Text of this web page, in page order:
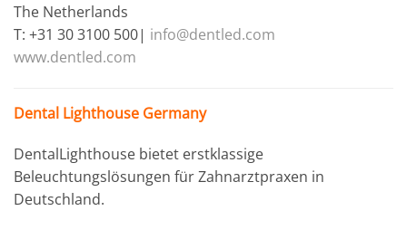
The Netherlands
T: +31 30 3100 500| info@dentled.com
www.dentled.com
Dental Lighthouse Germany
DentalLighthouse bietet erstklassige
Beleuchtungslösungen für Zahnarztpraxen in
Deutschland.